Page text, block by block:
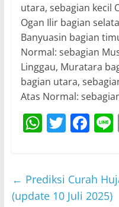
utara, sebagian kecil
Ogan Ilir bagian
Banyuasin bagian
Normal: sebagian
Linggau, Muratara
bagian utara,
Atas Normal:
W
s
A
T
er
F
e
b
← Prediksi Curah
(update 10 Juli 2025)